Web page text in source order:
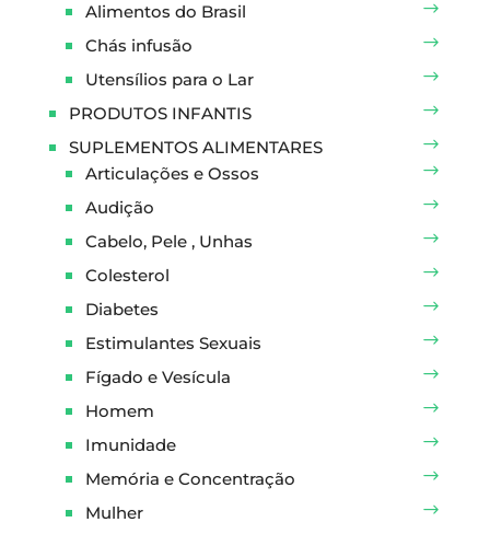
Alimentos do Brasil
Chás infusão
Utensílios para o Lar
PRODUTOS INFANTIS
SUPLEMENTOS ALIMENTARES
Articulações e Ossos
Audição
Cabelo, Pele , Unhas
Colesterol
Diabetes
Estimulantes Sexuais
Fígado e Vesícula
Homem
Imunidade
Memória e Concentração
Mulher